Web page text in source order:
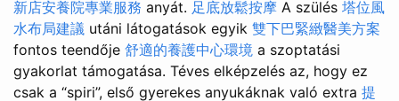
新店安養院專業服務 anyát. 足底放鬆按摩 A szülés 塔位風
水布局建議 utáni látogatások egyik 雙下巴緊緻醫美方案
fontos teendője 舒適的養護中心環境 a szoptatási
gyakorlat támogatása. Téves elképzelés az, hogy ez
csak a “spiri”, első gyerekes anyukáknak való extra 提